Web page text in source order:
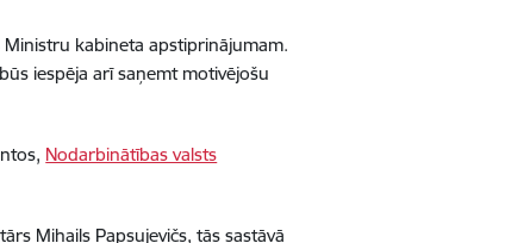
kabineta apstiprinājumam.
iespēja arī saņemt motivējošu
Nodarbinātības valsts
Mihails Papsujevičs, tās sastāvā